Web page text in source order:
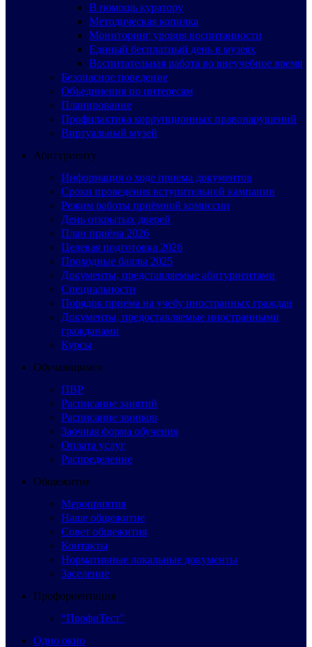
В помощь куратору
Методическая копилка
Мониторинг уровня воспитанности
Единый бесплатный день в музеях
Воспитательная работа во внеучебное время
Безопасное поведение
Объединения по интересам
Планирование
Профилактика коррупционных правонарушений
Виртуальный музей
Абитуриенту
Информация о ходе приема документов
Сроки проведения вступительной кампании
Режим работы приёмной комиссии
День открытых дверей
План приёма 2026
Целевая подготовка 2026
Проходные баллы 2025
Документы, представляемые абитуриентами
Специальности
Порядок приема на учебу иностранных граждан
Документы, предоставляемые иностранными
гражданами
Курсы
Обучающимся
ПВР
Расписание занятий
Расписание звонков
Заочная форма обучения
Оплата услуг
Распределение
Общежитие
Мероприятия
Наше общежитие
Совет общежития
Контакты
Нормативные локальные документы
Заселение
Профориентация
“ПрофиТест”
Одно окно